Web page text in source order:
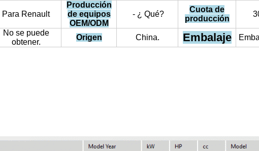
Para Renault
Producción
de equipos
OEM/ODM
- ¿ Qué?
Cuota de
producción
No se puede
obtener.
Origen China. Embalaje